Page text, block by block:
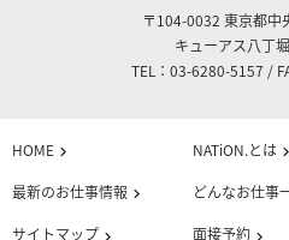
〒104-0032 東京都中
キューアス八丁
TEL：03-6280-5157 /
HOME chevron_right NATiON.とはchevron_right
最新のお仕事情報 chevron_right どんなお仕事
サイトマップ 面接予約